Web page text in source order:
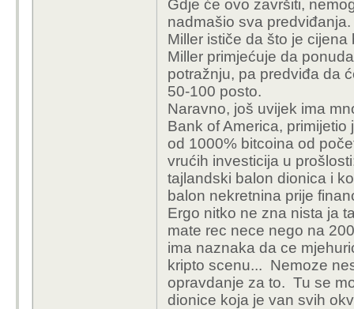
Gdje će ovo završiti,
nadmašio sva
Miller ističe da što je
Miller primjećuje da
potražnju, pa predviđa da
50-100 posto.
Naravno, još uvijek ima
Bank of America,
od 1000% bitcoina od
vrućih investicija u
tajlandski balon dionica i
balon nekretnina prije
Ergo nitko ne zna nista ja
mate rec nece nego na
ima naznaka da ce
kripto scenu... Nemoze
opravdanje za to. Tu se
dionice koja je van svih